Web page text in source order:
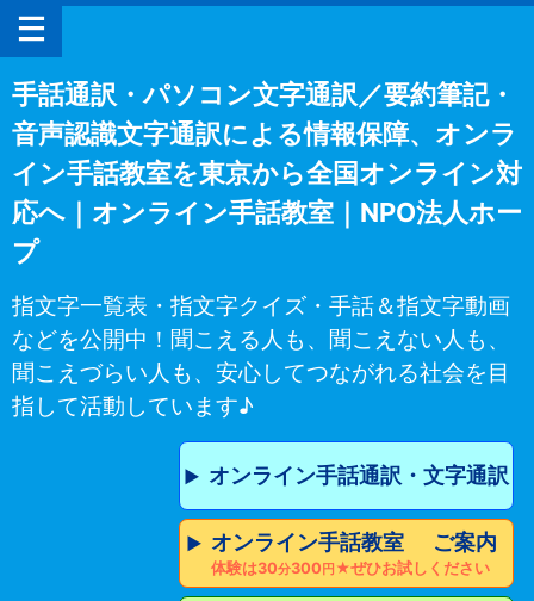
手話通訳・パソコン文字通訳／要約筆記・
音声認識文字通訳による情報保障、オンラ
イン手話教室を東京から全国オンライン対
応へ｜オンライン手話教室｜NPO法人ホー
プ
指文字一覧表・指文字クイズ・手話＆指文字動画
などを公開中！聞こえる人も、聞こえない人も、
聞こえづらい人も、安心してつながれる社会を目
指して活動しています♪
▶︎ オンライン手話通訳・文字通訳
▶︎ オンライン手話教室 ご案内
体験は30分300円★ぜひお試しください